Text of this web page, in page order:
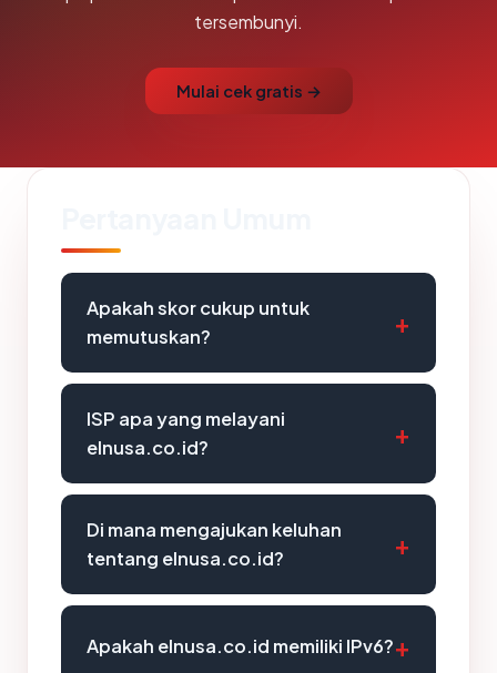
tersembunyi.
Mulai cek gratis →
Apakah skor cukup untuk
memutuskan?
ISP apa yang melayani
elnusa.co.id?
Di mana mengajukan keluhan
tentang elnusa.co.id?
Apakah elnusa.co.id memiliki IPv6?